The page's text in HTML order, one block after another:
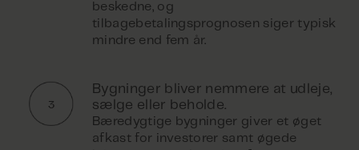
beskedne, og
tilbagebetalingsprognosen siger typisk
mindre end fem år.
Bygninger bliver nemmere at udleje,
sælge eller beholde.
Bæredygtige bygninger giver et øget
afkast for investorer samt øgede